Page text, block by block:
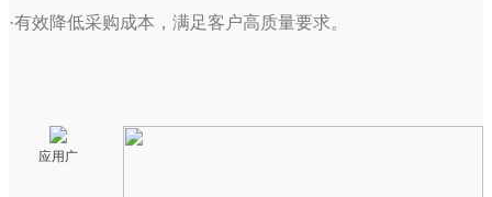
·有效降低采购成本，满足客户高质量要求。
应用广